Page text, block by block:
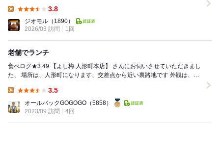
3.8
ジオモル （1890）
2026/03 訪問
1回
老舗でランチ
食べログ★3.49 【よし梅 人形町本店】 さんにお伺いさせていただきまし
た、 場所は、人形町になります、交差点から近い裏路地です 外観は、素
3.5
オールバックGOGOGO （5858）
2023/09 訪問
4回